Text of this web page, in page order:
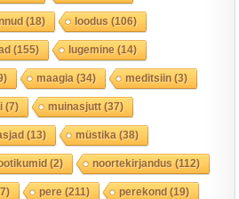
(18) loodus (106)
(155) lugemine (14)
maagia (34) meditsiin(3)
(7) muinasjutt(37)
(13) müstika (38)
(2) noortekirjandus (112)
pere (211) perekond(19)